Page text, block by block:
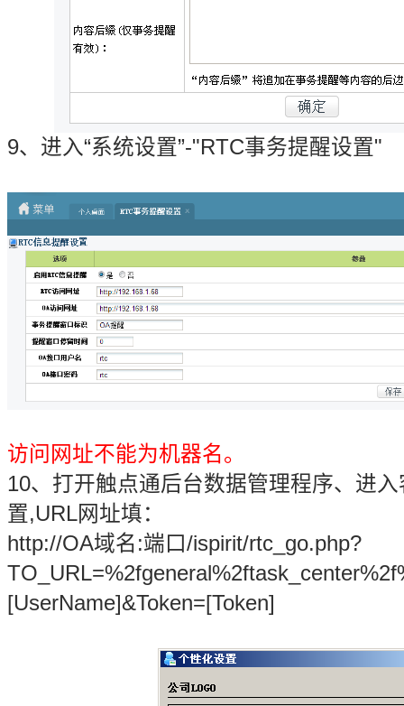
9、进入“系统设置”-"RTC事务提醒设置"
访问网址不能为机器名。
10、打开触点通后台数据管理程序、进
置,URL网址填：
http://OA域名:端口/ispirit/rtc_go.php?
[UserName]&Token=[Token]